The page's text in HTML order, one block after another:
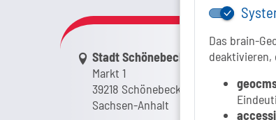
Das brain-
Link zur Google-Maps Navigation
Stadt Schönebeck (Elbe)
Markt 1
39218 Schönebeck (Elbe)
Sachsen-Anhalt